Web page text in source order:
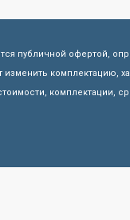
публичной офертой,
комплектацию,
комплектации,